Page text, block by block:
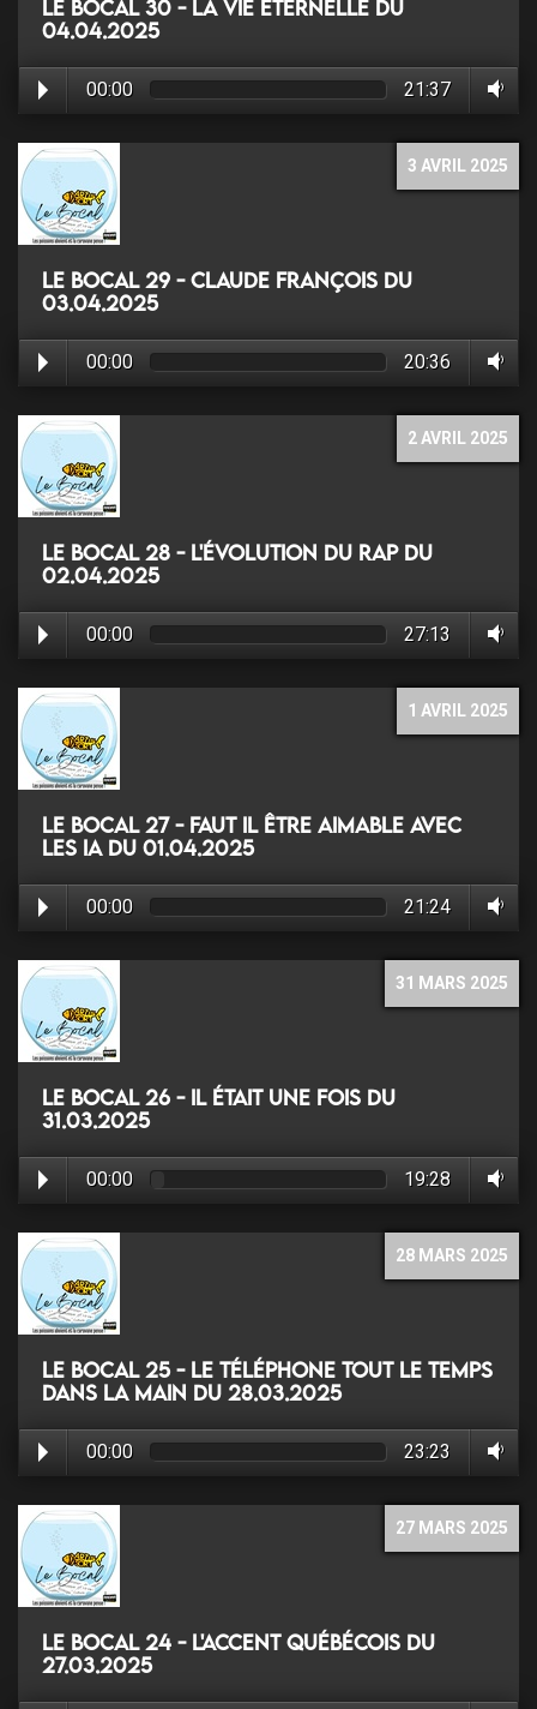
Le Bocal 30 - La vie éternelle du
04.04.2025
00:00 21:37
3 AVRIL 2025
Le Bocal 29 - Claude François du
03.04.2025
00:00 20:36
2 AVRIL 2025
Le Bocal 28 - L'évolution du rap du
02.04.2025
00:00 27:13
1 AVRIL 2025
Le Bocal 27 - Faut il être aimable avec
les IA du 01.04.2025
00:00 21:24
31 MARS 2025
Le Bocal 26 - Il était une fois du
31.03.2025
00:00 19:28
28 MARS 2025
Le Bocal 25 - Le téléphone tout le temps
dans la main du 28.03.2025
00:00 23:23
27 MARS 2025
Le Bocal 24 - L'accent québécois du
27.03.2025